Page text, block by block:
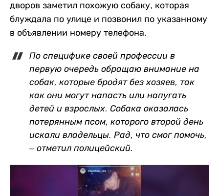
дворов заметил похожую собаку, которая
блуждала по улице и позвонил по указанному
в объявлении номеру телефона.
По специфике своей профессии в
первую очередь обращаю внимание на
собак, которые бродят без хозяев, так
как они могут напасть или напугать
детей и взрослых. Собака оказалась
потерянным псом, которого второй день
искали владельцы. Рад, что смог помочь,
– отметил полицейский.